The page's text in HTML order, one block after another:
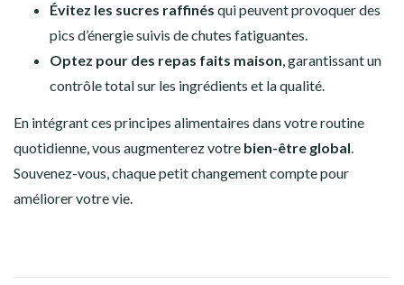
Évitez les sucres raffinés qui peuvent provoquer des
pics d’énergie suivis de chutes fatiguantes.
Optez pour des repas faits maison, garantissant un
contrôle total sur les ingrédients et la qualité.
En intégrant ces principes alimentaires dans votre routine
quotidienne, vous augmenterez votre bien-être global.
Souvenez-vous, chaque petit changement compte pour
améliorer votre vie.